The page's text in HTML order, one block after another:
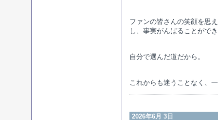
ファンの皆さんの笑顔を思
し、事実がんばることがで
自分で選んだ道だから。
これからも迷うことなく、
2026年6月 3日